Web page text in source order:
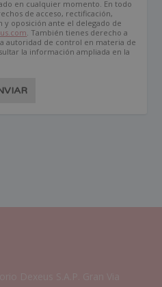
en cualquier momento. En todo
de acceso, rectificación,
oposición ante el delegado de
. También tienes derecho a
autoridad de control en materia de
la información ampliada en la